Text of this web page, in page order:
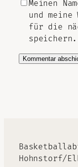
Meinen
und meine
für die
speichern.
Hohnstorf/